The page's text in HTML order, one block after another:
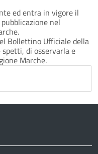
ed entra in vigore il
nel
Bollettino Ufficiale della
di osservarla e
Marche.